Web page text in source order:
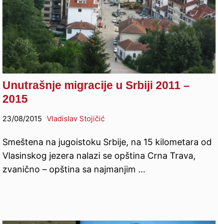
Unutrašnje migracije u Srbiji 2011 –
2015
23/08/2015 Vladislav Stojičić
Smeštena na jugoistoku Srbije, na 15 kilometara od
Vlasinskog jezera nalazi se opština Crna Trava,
zvanično – opština sa najmanjim …